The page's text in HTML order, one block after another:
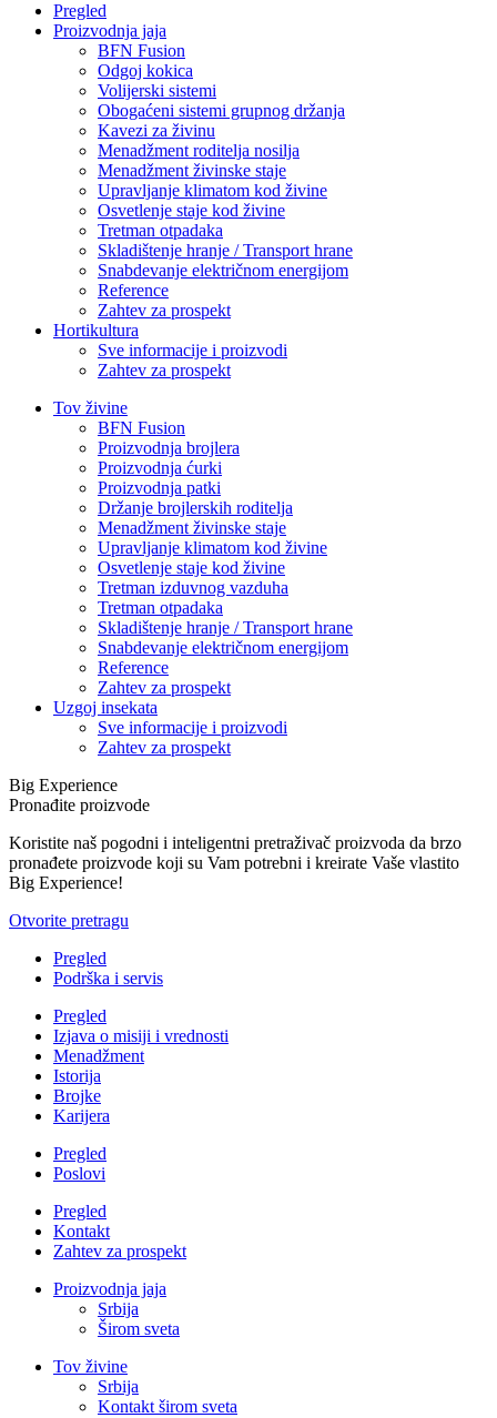
Pregled
Proizvodnja jaja
BFN Fusion
Odgoj kokica
Volijerski sistemi
Obogaćeni sistemi grupnog držanja
Kavezi za živinu
Menadžment roditelja nosilja
Menadžment živinske staje
Upravljanje klimatom kod živine
Osvetlenje staje kod živine
Tretman otpadaka
Skladištenje hranje / Transport hrane
Snabdevanje električnom energijom
Reference
Zahtev za prospekt
Hortikultura
Sve informacije i proizvodi
Zahtev za prospekt
Tov živine
BFN Fusion
Proizvodnja brojlera
Proizvodnja ćurki
Proizvodnja patki
Držanje brojlerskih roditelja
Menadžment živinske staje
Upravljanje klimatom kod živine
Osvetlenje staje kod živine
Tretman izduvnog vazduha
Tretman otpadaka
Skladištenje hranje / Transport hrane
Snabdevanje električnom energijom
Reference
Zahtev za prospekt
Uzgoj insekata
Sve informacije i proizvodi
Zahtev za prospekt
Big Experience
Pronađite proizvode
Koristite naš pogodni i inteligentni pretraživač proizvoda da brzo
pronađete proizvode koji su Vam potrebni i kreirate Vaše vlastito
Big Experience!
Otvorite pretragu
Pregled
Podrška i servis
Pregled
Izjava o misiji i vrednosti
Menadžment
Istorija
Brojke
Karijera
Pregled
Poslovi
Pregled
Kontakt
Zahtev za prospekt
Proizvodnja jaja
Srbija
Širom sveta
Tov živine
Srbija
Kontakt širom sveta